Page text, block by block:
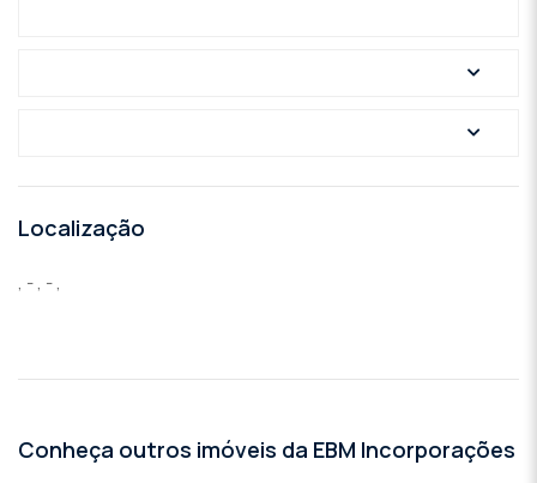
Localização
, - , - ,
Conheça outros imóveis da EBM Incorporações